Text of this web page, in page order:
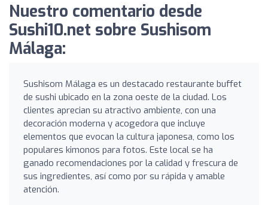
Nuestro comentario desde
Sushi10.net sobre Sushisom
Málaga:
Sushisom Málaga es un destacado restaurante buffet
de sushi ubicado en la zona oeste de la ciudad. Los
clientes aprecian su atractivo ambiente, con una
decoración moderna y acogedora que incluye
elementos que evocan la cultura japonesa, como los
populares kimonos para fotos. Este local se ha
ganado recomendaciones por la calidad y frescura de
sus ingredientes, así como por su rápida y amable
atención.